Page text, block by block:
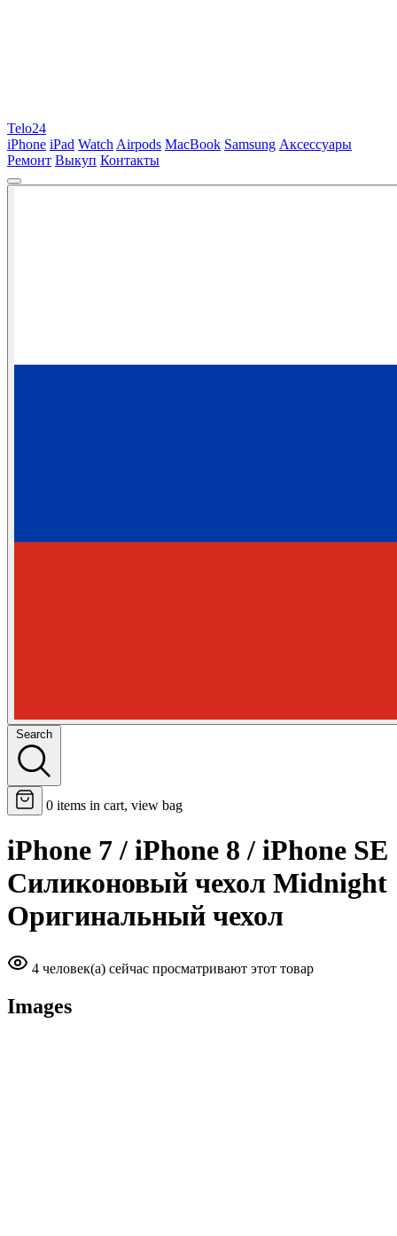
Telo24
iPhone iPad Watch Airpods MacBook Samsung Аксессуары
Ремонт Выкуп Контакты
Search
0 items in cart, view bag
iPhone 7 / iPhone 8 / iPhone SE
Силиконовый чехол Midnight
Оригинальный чехол
4 человек(а) сейчас просматривают этот товар
Images